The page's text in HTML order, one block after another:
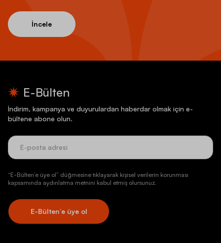
İncele
E-Bülten
İndirim, kampanya ve duyurulardan haberdar olmak için e-
bültene abone olun.
“E-Bülten’e üye ol” düğmesine tıklayarak kişisel verilerin korunması
kapsamında aydınlatma metnini kabul etmiş olursunuz.
E-Bülten’e üye ol